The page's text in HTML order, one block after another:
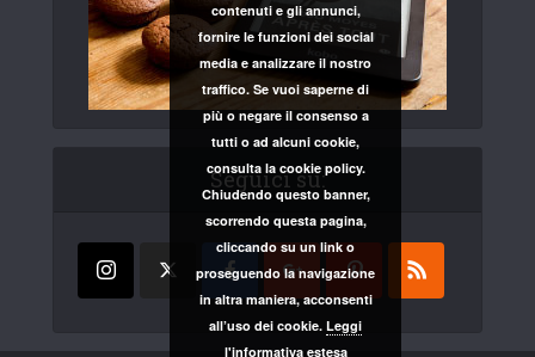
Seguici su:
contenuti e gli annunci,
fornire le funzioni dei social
media e analizzare il nostro
traffico. Se vuoi saperne di
più o negare il consenso a
tutti o ad alcuni cookie,
consulta la cookie policy.
Chiudendo questo banner,
scorrendo questa pagina,
cliccando su un link o
proseguendo la navigazione
in altra maniera, acconsenti
all’uso dei cookie. Leggi
l'informativa estesa